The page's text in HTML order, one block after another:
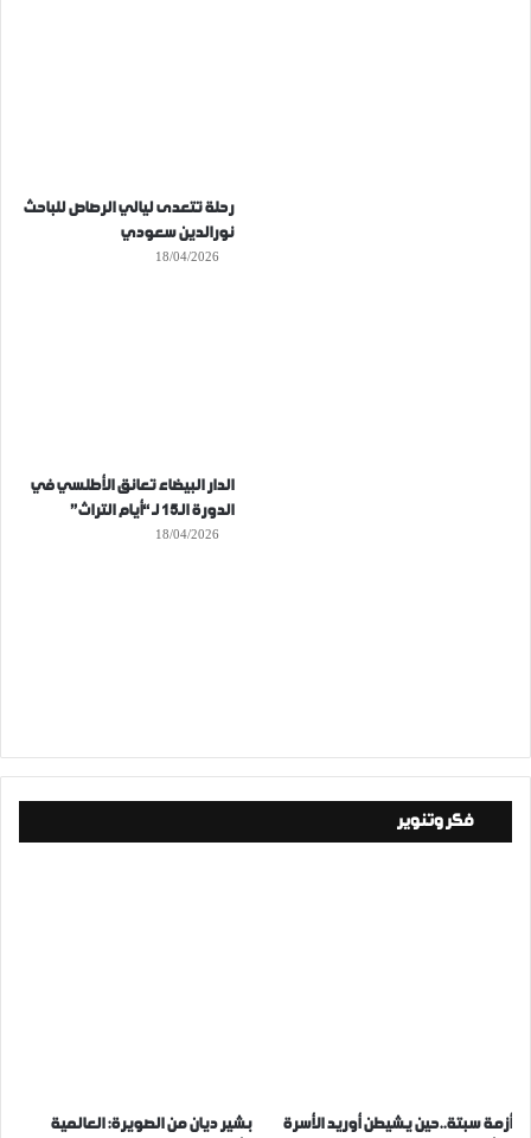
رحلة تتعدى ليالي الرصاص للباحث
نورالدين سعودي
18/04/2026
الدار البيضاء تعانق الأطلسي في
الدورة الـ15 لـ “أيام التراث”
18/04/2026
فكر وتنوير
أزمة سبتة..حين يشيطن أوريد الأسرة بشير ديان من الصويرة: العالمية